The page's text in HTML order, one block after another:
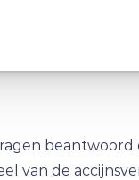
van de